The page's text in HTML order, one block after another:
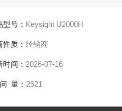
型号： Keysight U2000H
性质： 经销商
时间： 2026-07-16
量： 2621